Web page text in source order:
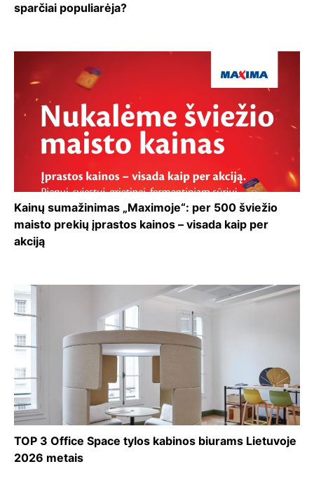
sparčiai populiarėja?
Kainų sumažinimas „Maximoje“: per 500 šviežio
maisto prekių įprastos kainos – visada kaip per
akciją
TOP 3 Office Space tylos kabinos biurams Lietuvoje
2026 metais